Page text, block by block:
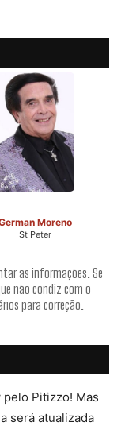
Moreno
St Peter
as informações. Se
não condiz com o
para correção.
Pitizzo! Mas
será atualizada